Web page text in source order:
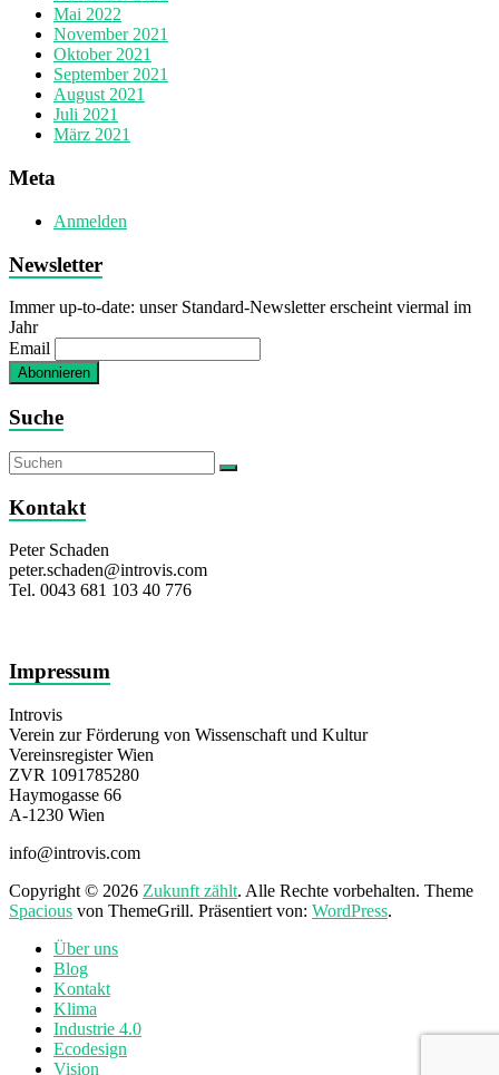
Mai 2022
November 2021
Oktober 2021
September 2021
August 2021
Juli 2021
März 2021
Meta
Anmelden
Newsletter
Immer up-to-date: unser Standard-Newsletter erscheint viermal im
Jahr
Email
Suche
Kontakt
Peter Schaden
peter.schaden@introvis.com
Tel. 0043 681 103 40 776
Impressum
Introvis
Verein zur Förderung von Wissenschaft und Kultur
Vereinsregister Wien
ZVR 1091785280
Haymogasse 66
A-1230 Wien
info@introvis.com
Copyright © 2026 Zukunft zählt. Alle Rechte vorbehalten. Theme
Spacious von ThemeGrill. Präsentiert von: WordPress.
Über uns
Blog
Kontakt
Klima
Industrie 4.0
Ecodesign
Vision